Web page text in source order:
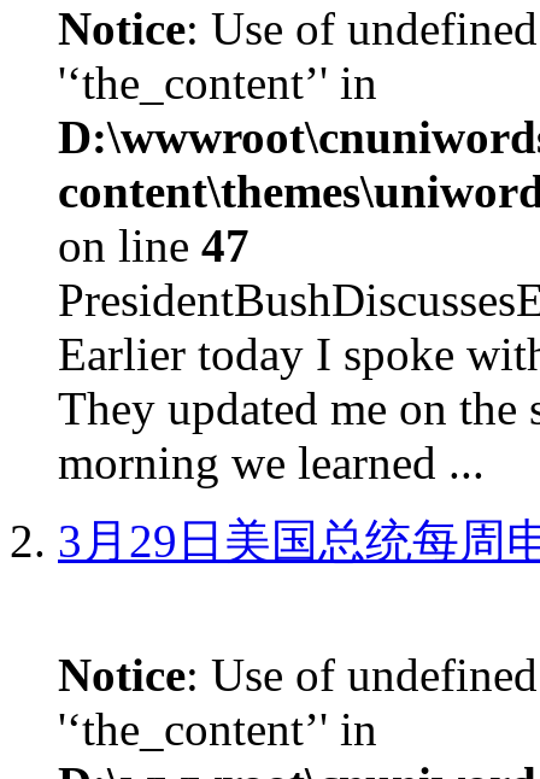
Notice: Use of
'‘the_content’' in
on line 47
Earlier today I spoke
They updated me on the
morning we learned ...
3月29日美国总统每周
Notice: Use of
'‘the_content’' in